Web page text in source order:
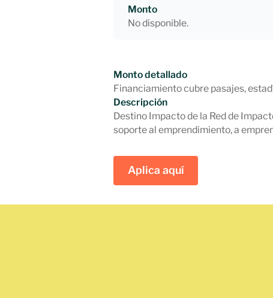
Monto
No disponible.
Monto detallado
Financiamiento cubre pasajes,
Descripción
Destino Impacto de la Red de
soporte al emprendimiento, a
Aplica aquí